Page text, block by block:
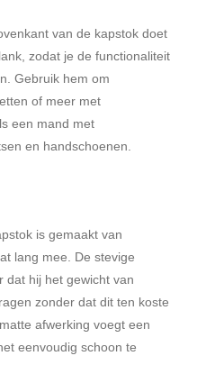
van de kapstok doet
zodat je de functionaliteit
Gebruik hem om
of meer met
een mand met
en handschoenen.
is gemaakt van
lang mee. De stevige
dat hij het gewicht van
zonder dat dit ten koste
afwerking voegt een
eenvoudig schoon te